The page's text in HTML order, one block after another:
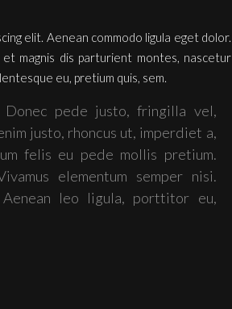
elit. Aenean commodo ligula eget dolor.
magnis dis parturient montes, nascetur
eu, pretium quis, sem.
Donec pede justo, fringilla vel,
justo, rhoncus ut, imperdiet a,
felis eu pede mollis pretium.
elementum semper nisi.
leo ligula, porttitor eu,